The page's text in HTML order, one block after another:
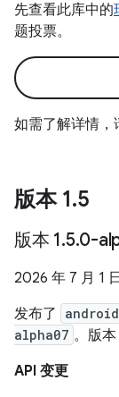
先查看此库中的
题投票。
如需了解详情，
版本 1.5
版本 1.5.0-
2026 年 7 月 1 日
发布了
alpha07 。版
API 变更